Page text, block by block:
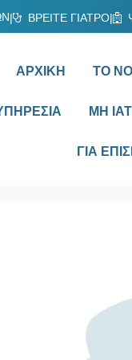
| ΒΡΕΙΤΕ ΓΙΑΤΡΟ|
ΑΡΧΙΚΗ
ΤΟ
ΜΗ
ΓΙΑ